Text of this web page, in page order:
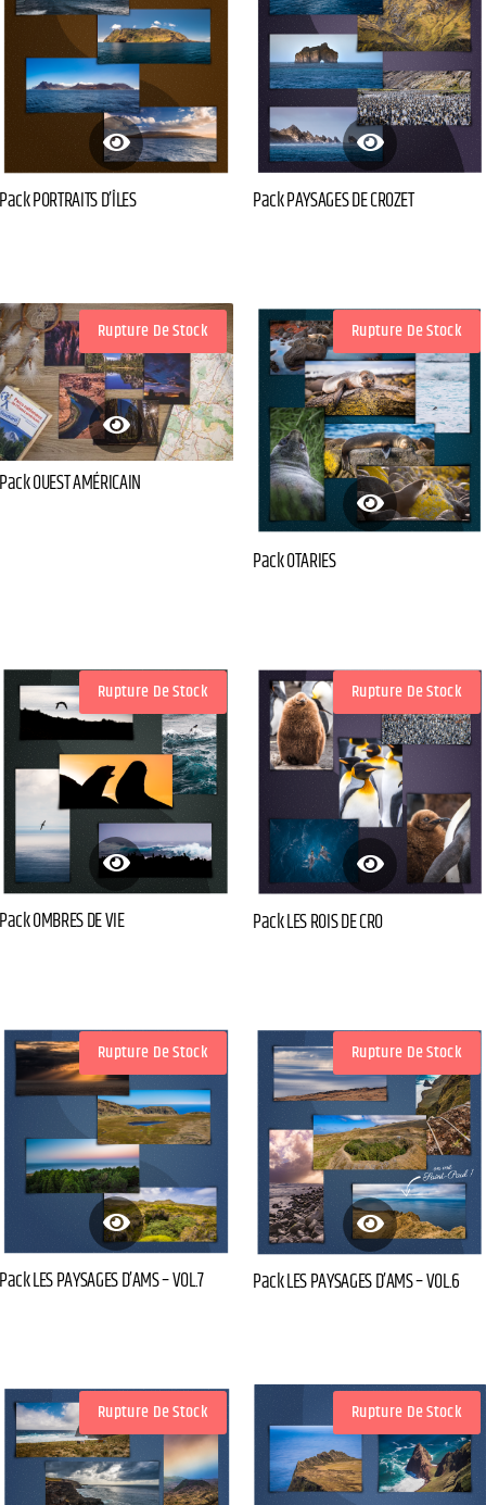
Pack PORTRAITS D’ÎLES Pack PAYSAGES DE CROZET
Rupture De Stock
Pack OUEST AMÉRICAIN
Rupture De Stock
Pack OTARIES
Rupture De Stock
Pack OMBRES DE VIE
Rupture De Stock
Pack LES ROIS DE CRO
Rupture De Stock
Pack LES PAYSAGES D’AMS – VOL.7
Rupture De Stock
Pack LES PAYSAGES D’AMS – VOL.6
Rupture De Stock Rupture De Stock